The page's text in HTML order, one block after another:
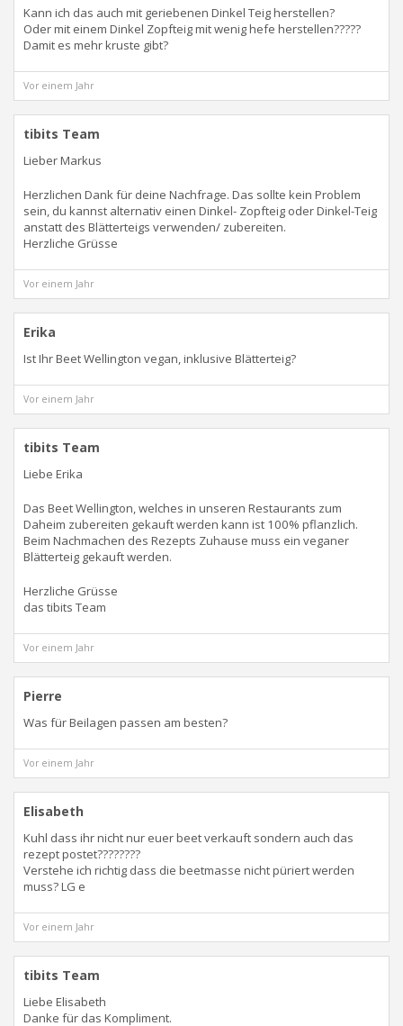
Kann ich das auch mit geriebenen Dinkel Teig herstellen?
Oder mit einem Dinkel Zopfteig mit wenig hefe herstellen?????
Damit es mehr kruste gibt?
Vor einem Jahr
tibits Team
Lieber Markus
Herzlichen Dank für deine Nachfrage. Das sollte kein Problem
sein, du kannst alternativ einen Dinkel- Zopfteig oder Dinkel-Teig
anstatt des Blätterteigs verwenden/ zubereiten.
Herzliche Grüsse
Vor einem Jahr
Erika
Ist Ihr Beet Wellington vegan, inklusive Blätterteig?
Vor einem Jahr
tibits Team
Liebe Erika
Das Beet Wellington, welches in unseren Restaurants zum
Daheim zubereiten gekauft werden kann ist 100% pflanzlich.
Beim Nachmachen des Rezepts Zuhause muss ein veganer
Blätterteig gekauft werden.
Herzliche Grüsse
das tibits Team
Vor einem Jahr
Pierre
Was für Beilagen passen am besten?
Vor einem Jahr
Elisabeth
Kuhl dass ihr nicht nur euer beet verkauft sondern auch das
rezept postet????????
Verstehe ich richtig dass die beetmasse nicht püriert werden
muss? LG e
Vor einem Jahr
tibits Team
Liebe Elisabeth
Danke für das Kompliment.